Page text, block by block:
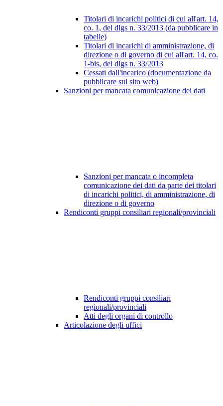
Titolari di incarichi politici di cui all'art. 14,
co. 1, del dlgs n. 33/2013 (da pubblicare in
tabelle)
Titolari di incarichi di amministrazione, di
direzione o di governo di cui all'art. 14, co.
1-bis, del dlgs n. 33/2013
Cessati dall'incarico (documentazione da
pubblicare sul sito web)
Sanzioni per mancata comunicazione dei dati
Sanzioni per mancata o incompleta
comunicazione dei dati da parte dei titolari
di incarichi politici, di amministrazione, di
direzione o di governo
Rendiconti gruppi consiliari regionali/provinciali
Rendiconti gruppi consiliari
regionali/provinciali
Atti degli organi di controllo
Articolazione degli uffici